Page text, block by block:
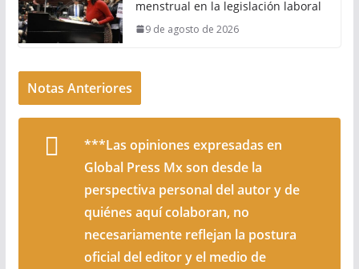
menstrual en la legislación laboral
9 de agosto de 2026
Notas Anteriores
***Las opiniones expresadas en
Global Press Mx son desde la
perspectiva personal del autor y de
quiénes aquí colaboran, no
necesariamente reflejan la postura
oficial del editor y el medio de